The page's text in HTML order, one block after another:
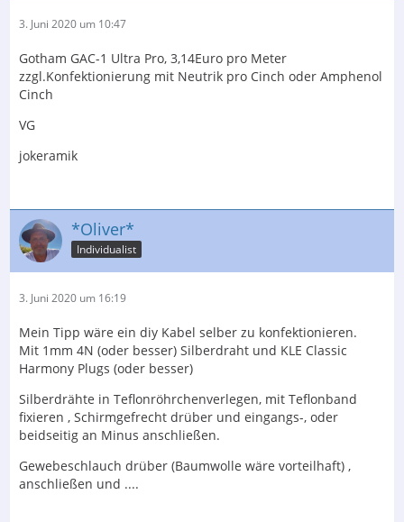
3. Juni 2020 um 10:47
Gotham GAC-1 Ultra Pro, 3,14Euro pro Meter
zzgl.Konfektionierung mit Neutrik pro Cinch oder Amphenol
Cinch
VG
jokeramik
*Oliver*
Individualist
3. Juni 2020 um 16:19
Mein Tipp wäre ein diy Kabel selber zu konfektionieren.
Mit 1mm 4N (oder besser) Silberdraht und KLE Classic
Harmony Plugs (oder besser)
Silberdrähte in Teflonröhrchenverlegen, mit Teflonband
fixieren , Schirmgefrecht drüber und eingangs-, oder
beidseitig an Minus anschließen.
Gewebeschlauch drüber (Baumwolle wäre vorteilhaft) ,
anschließen und ....